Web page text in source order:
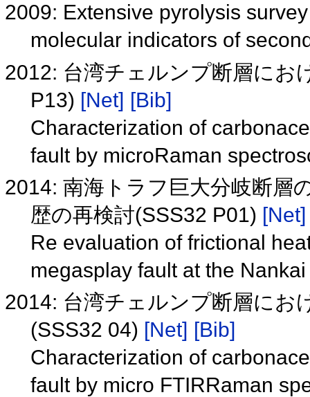
2009: Extensive pyrolysis
molecular indicators of
2012: 台湾チェルンプ断層にお
P13) [Net] [Bib]
Characterization of
fault by microRaman
2014: 南海トラフ巨大分岐断層
歴の再検討(SSS32 P01) [Net]
Re evaluation of frictional
megasplay fault at the
2014: 台湾チェルンプ断層にお
(SSS32 04) [Net] [Bib]
Characterization of
fault by micro FTIRRaman